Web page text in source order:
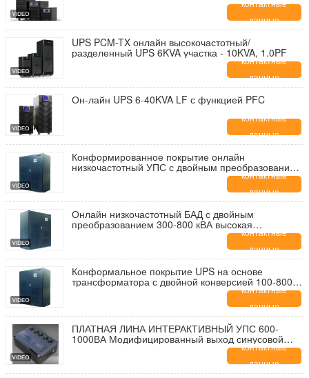
контактные
данные
UPS PCM-TX онлайн высокочастотный/
разделенный UPS 6KVA участка - 10KVA, 1.0PF
контактные
данные
Он-лайн UPS 6-40KVA LF с функцией PFC
контактные
данные
Конформированное покрытие онлайн
низкочастотный УПС с двойным преобразованием
контактные
данные
Онлайн низкочастотный БАД с двойным
преобразованием 300-800 кВА высокая
контактные
данные
Конформальное покрытие UPS на основе
трансформатора с двойной конверсией 100-800
контактные
данные
ПЛАТНАЯ ЛИНА ИНТЕРАКТИВНЫЙ УПС 600-
1000ВА Модифицированный выход синусовой
контактные
данные